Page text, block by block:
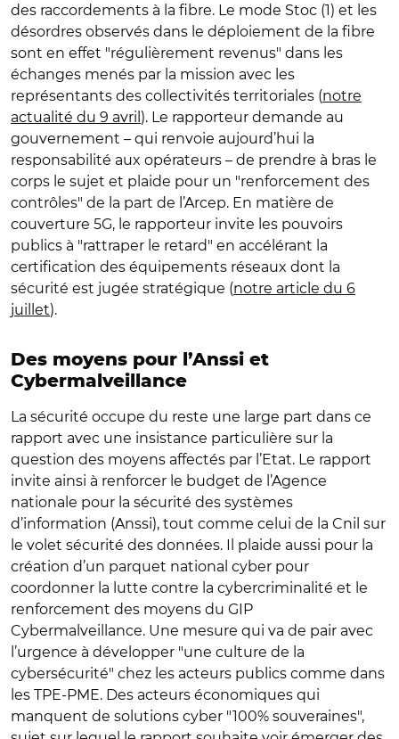
des raccordements à la fibre. Le mode Stoc (1) et les
désordres observés dans le déploiement de la fibre
sont en effet "régulièrement revenus" dans les
échanges menés par la mission avec les
représentants des collectivités territoriales (notre
actualité du 9 avril ). Le rapporteur demande au
gouvernement – qui renvoie aujourd’hui la
responsabilité aux opérateurs – de prendre à bras le
corps le sujet et plaide pour un "renforcement des
contrôles" de la part de l’Arcep. En matière de
couverture 5G, le rapporteur invite les pouvoirs
publics à "rattraper le retard" en accélérant la
certification des équipements réseaux dont la
sécurité est jugée stratégique (notre article du 6
juillet).
Des moyens pour l’Anssi et
Cybermalveillance
La sécurité occupe du reste une large part dans ce
rapport avec une insistance particulière sur la
question des moyens affectés par l’Etat. Le rapport
invite ainsi à renforcer le budget de l’Agence
nationale pour la sécurité des systèmes
d’information (Anssi), tout comme celui de la Cnil sur
le volet sécurité des données. Il plaide aussi pour la
création d’un parquet national cyber pour
coordonner la lutte contre la cybercriminalité et le
renforcement des moyens du GIP
Cybermalveillance. Une mesure qui va de pair avec
l’urgence à développer "une culture de la
cybersécurité" chez les acteurs publics comme dans
les TPE-PME. Des acteurs économiques qui
manquent de solutions cyber "100% souveraines",